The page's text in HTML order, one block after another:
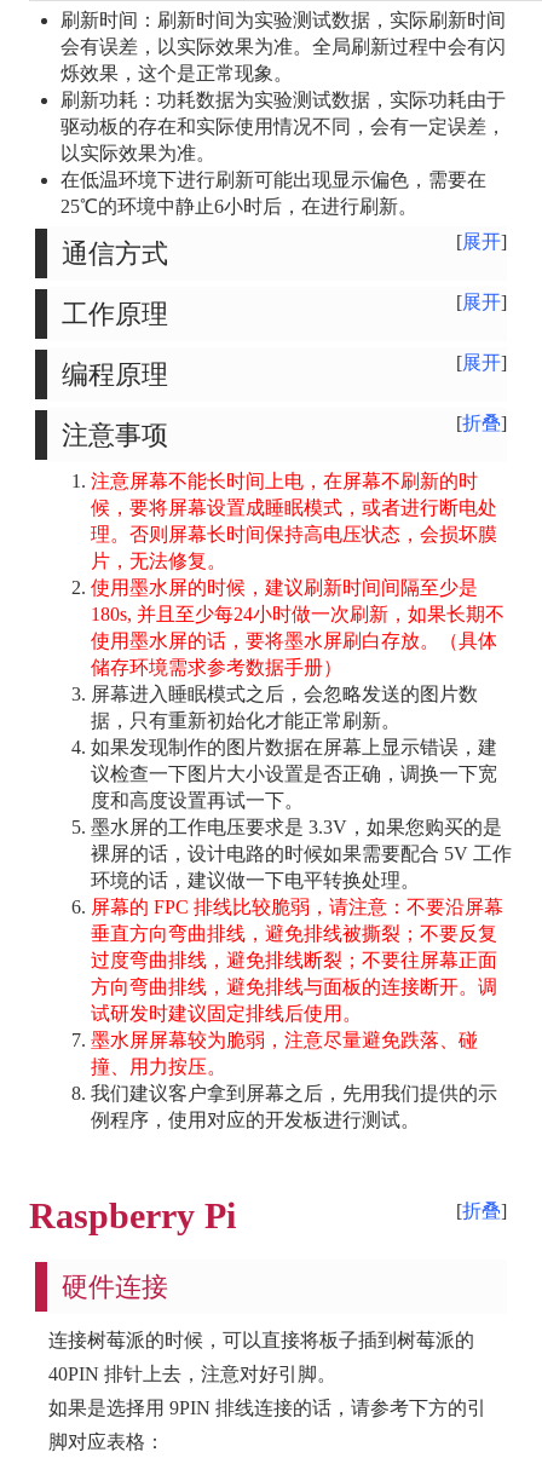
刷新时间：刷新时间为实验测试数据，实际刷新时间
会有误差，以实际效果为准。全局刷新过程中会有闪
烁效果，这个是正常现象。
刷新功耗：功耗数据为实验测试数据，实际功耗由于
驱动板的存在和实际使用情况不同，会有一定误差，
以实际效果为准。
在低温环境下进行刷新可能出现显示偏色，需要在
25℃的环境中静止6小时后，在进行刷新。
展开
通信方式
展开
工作原理
展开
编程原理
折叠
注意事项
注意屏幕不能长时间上电，在屏幕不刷新的时
候，要将屏幕设置成睡眠模式，或者进行断电处
理。否则屏幕长时间保持高电压状态，会损坏膜
片，无法修复。
使用墨水屏的时候，建议刷新时间间隔至少是
180s, 并且至少每24小时做一次刷新，如果长期不
使用墨水屏的话，要将墨水屏刷白存放。（具体
储存环境需求参考数据手册）
屏幕进入睡眠模式之后，会忽略发送的图片数
据，只有重新初始化才能正常刷新。
如果发现制作的图片数据在屏幕上显示错误，建
议检查一下图片大小设置是否正确，调换一下宽
度和高度设置再试一下。
墨水屏的工作电压要求是 3.3V，如果您购买的是
裸屏的话，设计电路的时候如果需要配合 5V 工作
环境的话，建议做一下电平转换处理。
屏幕的 FPC 排线比较脆弱，请注意：不要沿屏幕
垂直方向弯曲排线，避免排线被撕裂；不要反复
过度弯曲排线，避免排线断裂；不要往屏幕正面
方向弯曲排线，避免排线与面板的连接断开。调
试研发时建议固定排线后使用。
墨水屏屏幕较为脆弱，注意尽量避免跌落、碰
撞、用力按压。
我们建议客户拿到屏幕之后，先用我们提供的示
例程序，使用对应的开发板进行测试。
折叠
Raspberry Pi
硬件连接
连接树莓派的时候，可以直接将板子插到树莓派的
40PIN 排针上去，注意对好引脚。
如果是选择用 9PIN 排线连接的话，请参考下方的引
脚对应表格：